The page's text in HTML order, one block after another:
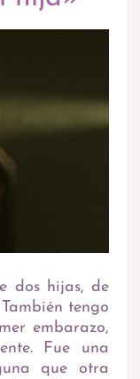
dos hijas, de
tengo
embarazo,
Fue una
que otra